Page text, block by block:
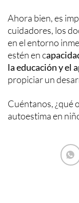
Ahora bien, es
cuidadores, los
en el entorno
estén en c
la educación y el
propiciar un
Cuéntanos, ¿qué
autoestima en